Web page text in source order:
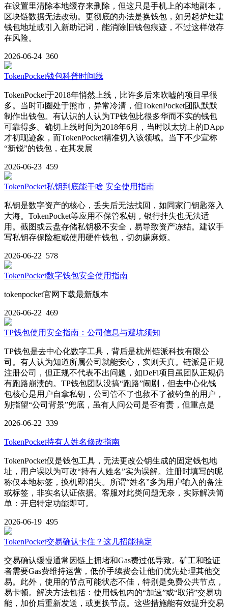
在设置里清除本地缓存来删除，但这只是手机上的本地副本，
区块链数据无法改动。更彻底的办法是换钱包，如另起炉灶建
钱包地址或引入新助记词，能消除旧钱包痕迹，不过这样做存
在风险。
2026-06-24 360
TokenPocket钱包科普时间线
TokenPocket于2018年悄然上线，比许多后来吹嘘的项目早很
多。当时币圈处于熊市，异常冷清，但TokenPocket团队默默
制作出钱包。有认识的人认为TP钱包比很多华而不实的钱包
可靠得多。确切上线时间为2018年6月，当时以太坊上的DApp
才初现迹象，而TokenPocket精准切入该领域。当下不少宣称
“新锐”的钱包，在其发展
2026-06-23 459
TokenPocket私钥到底能干啥 安全使用指南
私钥是数字资产的核心，丢失后无法找回，如同家门钥匙落入
大海。TokenPocket等应用不保管私钥，银行挂失也无法适
用。截图或云盘存储私钥极不安全，易导致资产冻结。建议手
写私钥存保险柜或使用硬件钱包，切勿嫌麻烦。
2026-06-22 578
TokenPocket数字钱包安全使用指南
tokenpocket官网下载最新版本
2026-06-22 469
TP钱包使用安全指南：公司信息与避坑须知
TP钱包是去中心化数字工具，背后是杭州链派科技有限公
司。有人认为知道所属公司就能安心，实则天真。链派是正规
注册公司，但正规不代表不出问题，如DeFi项目虽团队正规仍
有跑路崩溃的。TP钱包团队没搞“跑路”闹剧，但去中心化钱
包核心是用户自拿私钥，公司管不了也救不了被钓鱼的用户，
别指望“公司背景”兜底，虽有人问公司是否有责，但重点是
2026-06-22 339
TokenPocket持有人姓名修改指南
TokenPocket仅是钱包工具，无法更改公钥生成的固定钱包地
址，用户误以为可改“持有人姓名”实为误解。注册时填写的昵
称仅本地标签，换机即消失。所谓“姓名”多为用户输入的备注
或标签，非实名认证依据。客服对此类问题无奈，实际解决简
单：开启特定功能即可。
2026-06-19 495
TokenPocket交易确认卡住？这几招能搞定
交易确认缓慢通常因链上拥堵和Gas费过低导致。矿工和验证
者需要Gas费维持运营，低价手续费会让他们优先处理其他交
易。此外，使用的节点可能状态不佳，特别是免费公共节点，
易卡顿。解决方法包括：使用钱包内的“加速”或“取消”交易功
能，加价后重新发送，或更换节点。这些措施能有效提升交易